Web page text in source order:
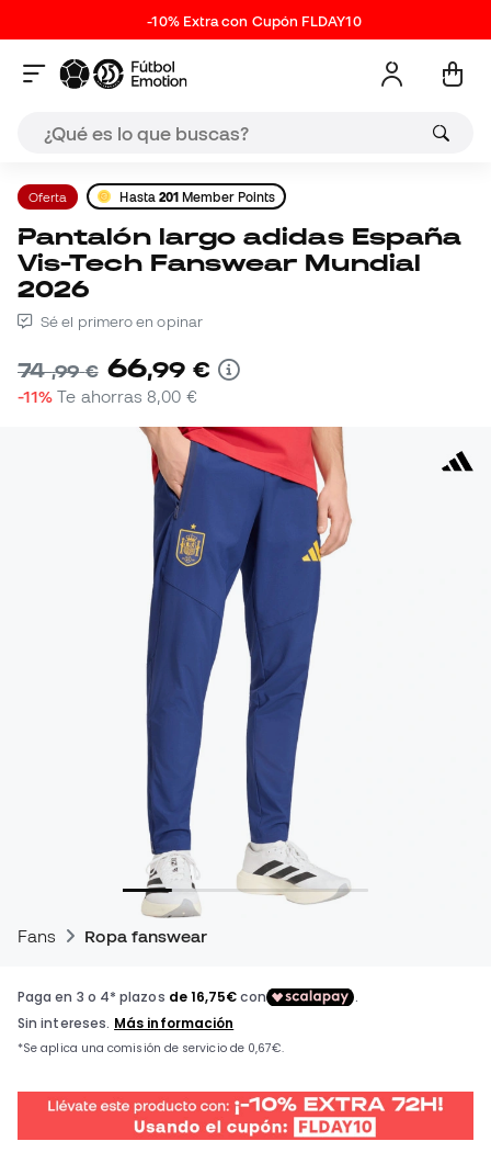
-10% Extra con Cupón FLDAY10
Oferta Hasta 201 Member Points
Pantalón largo adidas España
Vis-Tech Fanswear Mundial
2026
Sé el primero en opinar
74,99 € 66,99 €
-11% Te ahorras8,00 €
Fans Ropa fanswear